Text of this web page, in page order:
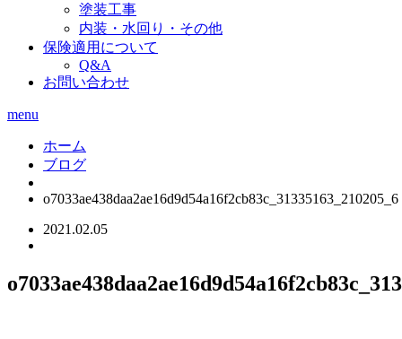
塗装工事
内装・水回り・その他
保険適用について
Q&A
お問い合わせ
menu
ホーム
ブログ
o7033ae438daa2ae16d9d54a16f2cb83c_31335163_210205_6
2021.02.05